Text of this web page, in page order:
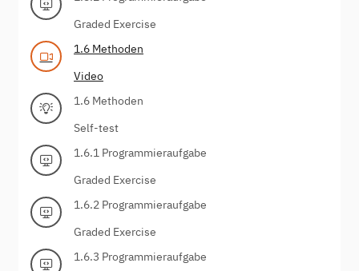
Graded Exercise
1.6 Methoden
Video
1.6 Methoden
Self-test
1.6.1 Programmieraufgabe
Graded Exercise
1.6.2 Programmieraufgabe
Graded Exercise
1.6.3 Programmieraufgabe